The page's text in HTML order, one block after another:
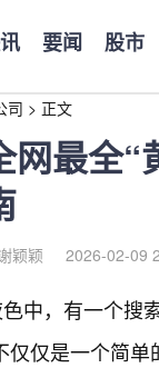
要闻 股市
司 > 正文
网最全
颖颖 2026-02-09
中，有一个
仅仅是一个简